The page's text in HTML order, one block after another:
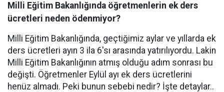
Milli Eğitim Bakanlığında öğretmenlerin ek ders
ücretleri neden ödenmiyor?
Milli Eğitim Bakanlığında, geçtiğimiz aylar ve yıllarda ek
ders ücretleri ayın 3 ila 6'sı arasında yatırılıyordu. Lakin
Milli Eğitim Bakanlığının atmış olduğu adım sonrası bu
değişti. Öğretmenler Eylül ayı ek ders ücretlerini
henüz almadı. Peki bunun sebebi nedir? İşte detaylar..